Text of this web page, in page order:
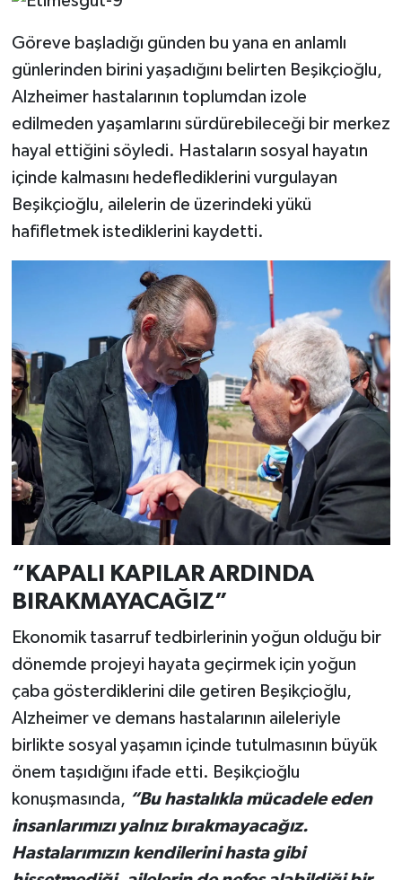
Göreve başladığı günden bu yana en anlamlı
günlerinden birini yaşadığını belirten Beşikçioğlu,
Alzheimer hastalarının toplumdan izole
edilmeden yaşamlarını sürdürebileceği bir merkez
hayal ettiğini söyledi. Hastaların sosyal hayatın
içinde kalmasını hedeflediklerini vurgulayan
Beşikçioğlu, ailelerin de üzerindeki yükü
hafifletmek istediklerini kaydetti.
“KAPALI KAPILAR ARDINDA
BIRAKMAYACAĞIZ”
Ekonomik tasarruf tedbirlerinin yoğun olduğu bir
dönemde projeyi hayata geçirmek için yoğun
çaba gösterdiklerini dile getiren Beşikçioğlu,
Alzheimer ve demans hastalarının aileleriyle
birlikte sosyal yaşamın içinde tutulmasının büyük
önem taşıdığını ifade etti. Beşikçioğlu
konuşmasında, “Bu hastalıkla mücadele eden
insanlarımızı yalnız bırakmayacağız.
Hastalarımızın kendilerini hasta gibi